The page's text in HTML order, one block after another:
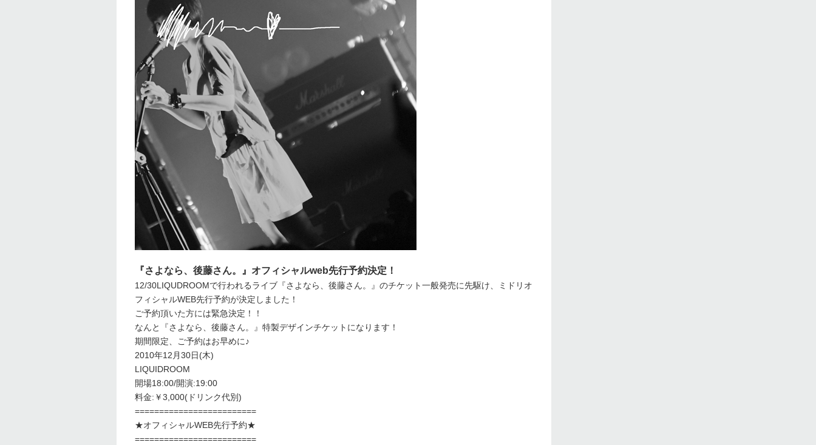
『さよなら、後藤さん。』オフィシャルweb先行予約決定！
12/30LIQUDROOMで行われるライブ『さよなら、後藤さん。』のチケット一般発売に先駆け、ミドリオ
フィシャルWEB先行予約が決定しました！
ご予約頂いた方には緊急決定！！
なんと『さよなら、後藤さん。』特製デザインチケットになります！
期間限定、ご予約はお早めに♪
2010年12月30日(木)
LIQUIDROOM
開場18:00/開演:19:00
料金:￥3,000(ドリンク代別)
=========================
★オフィシャルWEB先行予約★
=========================